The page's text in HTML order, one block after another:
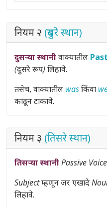
नियम २ (दुसरे स्थान)
दुसऱ्या स्थानीवाक्यातील
(दुसरे रूप) लिहावे.
तसेच, वाक्यातील wasकिंवा
काढून टाकावे.
नियम ३ (तिसरे स्थान)
तिसऱ्या स्थानीPassive Voice
Subjectम्हणून जर एखादे
लिहावे.